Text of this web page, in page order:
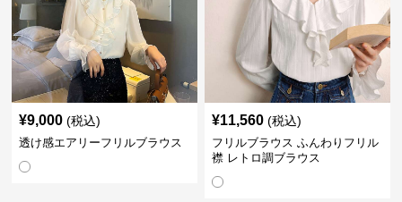
¥9,000 (税込)
透け感エアリーフリルブラウス
¥11,560 (税込)
フリルブラウス ふんわりフリル
襟 レトロ調ブラウス